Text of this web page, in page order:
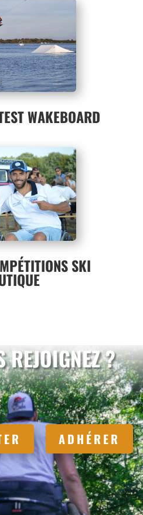
WAKEBOARD
SKI
REJOIGNEZ ?
ADHÉRER